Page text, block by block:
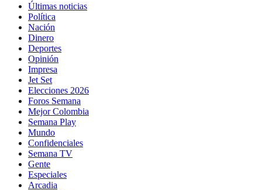
Últimas noticias
Política
Nación
Dinero
Deportes
Opinión
Impresa
Jet Set
Elecciones 2026
Foros Semana
Mejor Colombia
Semana Play
Mundo
Confidenciales
Semana TV
Gente
Especiales
Arcadia